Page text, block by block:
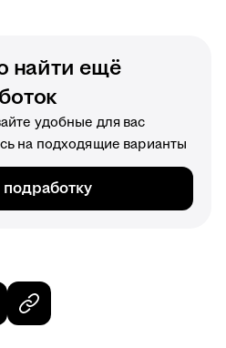
найти ещё
удобные для вас
на подходящие варианты